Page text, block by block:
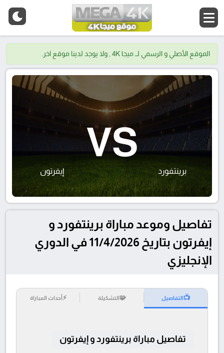
الموقع الأصلي و الرسمي لــ ميجا 4K , ولا يوجد لدينا موقع اخر.
برينتفورد
VS
إيفرتون
تفاصيل وموعد مباراة برينتفورد و
إيفرتون بتاريخ 11/4/2026 في الدوري
الإنجليزي
📺التفاصيل 🧩التشكيلة ⚡أحداث المباراة
تفاصيل مباراة برينتفورد و إيفرتون